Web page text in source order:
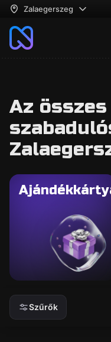
Zalaegerszeg
Az összes
Szűrők